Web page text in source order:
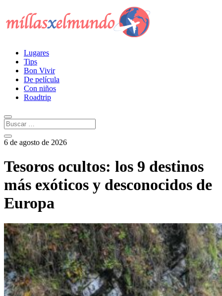
Lugares
Tips
Bon Vivir
De película
Con niños
Roadtrip
6 de agosto de 2026
Tesoros ocultos: los 9 destinos
más exóticos y desconocidos de
Europa